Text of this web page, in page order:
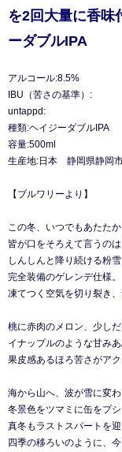
を2回大量に香味
ーダブルIPA
アルコール:8.5%
IBU（苦さの基準）:
untappd:
種類:ヘイジーダブルIPA
容量:500ml
生産地:日本 静岡県静岡市
【ブルワリーより】
この冬、いつでもあたた
皆が口をそろえて言うの
しんしんと降り続ける粉
完全装備のゲレンデ仕様。
凍てつく空気を切り裂き
桃に赤肉のメロン、少し
イナップルのような甘み
果皮感あるほろ苦さがアク
海から山へ、波が雪に変わ
冬景色をツマミに缶をプ
真冬もラストスパートを
四季の移ろいのように、